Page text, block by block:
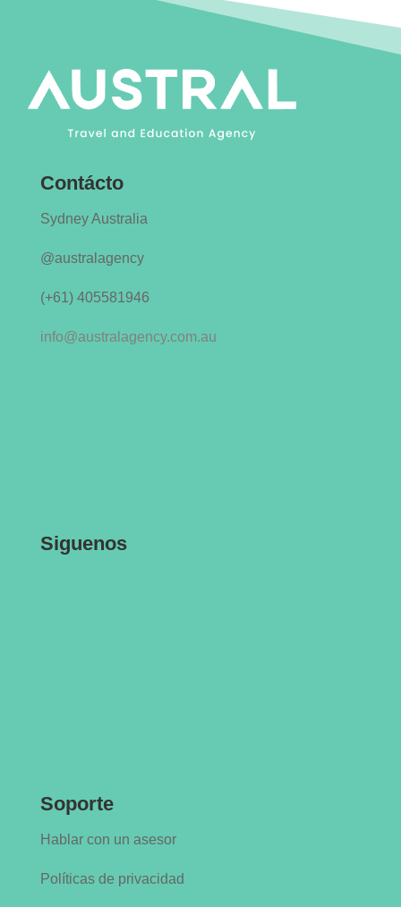
Contácto
Sydney Australia
@australagency
(+61) 405581946
info@australagency.com.au
Siguenos
Soporte
Hablar con un asesor
Políticas de privacidad